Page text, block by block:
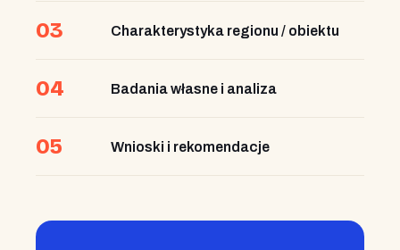
03 Charakterystyka regionu / obiektu
04 Badania własne i analiza
05 Wnioski i rekomendacje